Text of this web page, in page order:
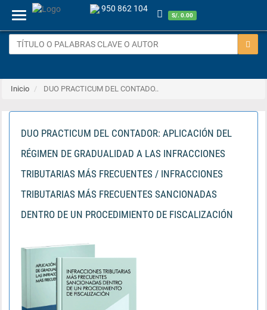
Menu
950 862 104
S/. 0.00
Inicio DUO PRACTICUM DEL CONTADO..
DUO PRACTICUM DEL CONTADOR: APLICACIÓN DEL
RÉGIMEN DE GRADUALIDAD A LAS INFRACCIONES
TRIBUTARIAS MÁS FRECUENTES / INFRACCIONES
TRIBUTARIAS MÁS FRECUENTES SANCIONADAS
DENTRO DE UN PROCEDIMIENTO DE FISCALIZACIÓN